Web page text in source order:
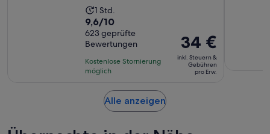
Die
Aktivität
dauert
1 Stunde
1 Std.
9.6
von
10,
basierend
auf
Bewertungen.
9,6/10
623 geprüfte
Bewertungen
Kostenlose Stornierung
möglich
Der
Preis
beträgt
34 €
34 €
inkl. Steuern &
Gebühren
pro Erw.
Alle anzeigenWird